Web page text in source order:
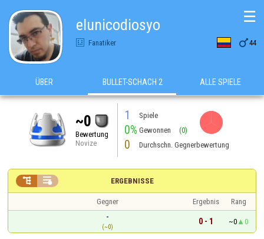
elunicodiosyo
Fanatiker 44
☰
ÜBER BULLET-SCHACH 2 ALLE SPIELE
~0
Bewertung
Novize
1 Spiele
0% Gewonnen (0)
0 Durchschn. Gegnerbewertung
ERGEBNISSE
 
Gegner Ergebnis
Rang
-
(~0)
0 - 1 ~0 0